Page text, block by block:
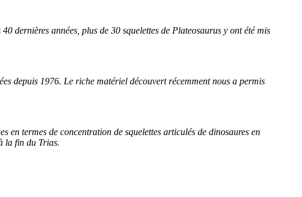
dernières années, plus de 30 squelettes de Plateosaurus y ont été mis
depuis 1976. Le riche matériel découvert récemment nous a permis
en termes de concentration de squelettes articulés de dinosaures en
la fin du Trias.